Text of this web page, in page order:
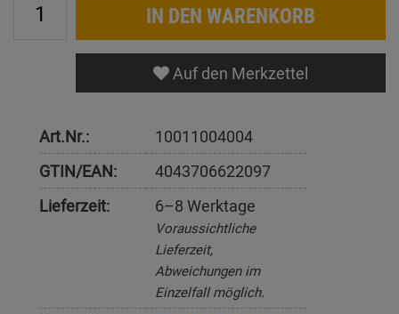
IN DEN WARENKORB
Auf den Merkzettel
Art.Nr.:
10011004004
GTIN/EAN:
4043706622097
Lieferzeit:
6–8 Werktage
Voraussichtliche
Lieferzeit,
Abweichungen im
Einzelfall möglich.